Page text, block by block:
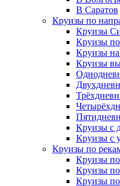
В Саратов
Круизы по
Круизы
Круизы по
Круизы
Круизы
Круизы с
Круизы с
Круизы по
Круизы
Круизы
Круизы